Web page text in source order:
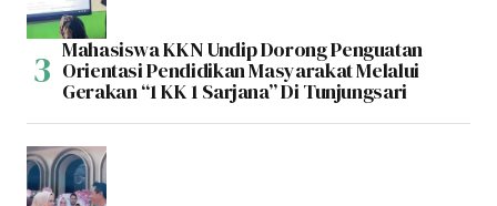
Mahasiswa KKN Undip Dorong Penguatan
Orientasi Pendidikan Masyarakat Melalui
Gerakan “1 KK 1 Sarjana” Di Tunjungsari